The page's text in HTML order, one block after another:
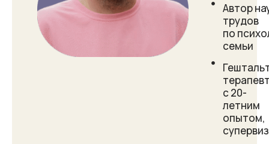
Автор
трудов
по
семьи
с 20-
летним
опытом,